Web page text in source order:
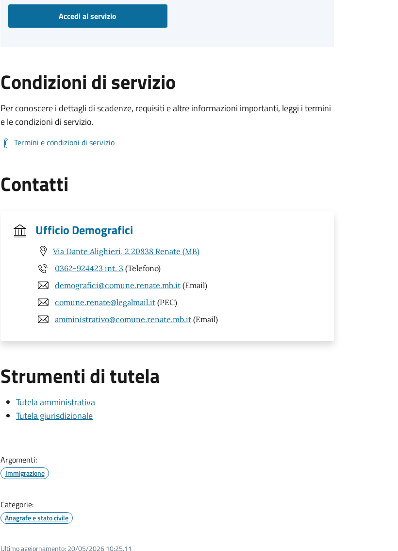
Accedi al servizio
Condizioni di servizio
Per conoscere i dettagli di scadenze, requisiti e altre informazioni importanti, leggi i termini
e le condizioni di servizio.
Termini e condizioni di servizio
Contatti
Ufficio Demografici
Via Dante Alighieri, 2 20838 Renate (MB)
0362-924423 int. 3 (Telefono)
demografici@comune.renate.mb.it (Email)
comune.renate@legalmail.it (PEC)
amministrativo@comune.renate.mb.it (Email)
Strumenti di tutela
Tutela amministrativa
Tutela giurisdizionale
Argomenti:
Immigrazione
Categorie:
Anagrafe e stato civile
Ultimo aggiornamento: 20/05/2026 10:25.11